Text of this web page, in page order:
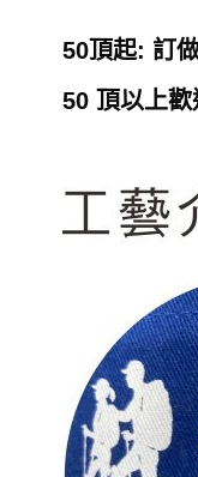
50頂起: 訂
50 頂以上